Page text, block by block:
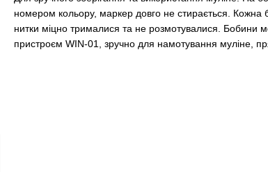
номером кольору, маркер довго не стирається. Кожна
нитки міцно трималися та не розмотувалися. Бобини
пристроєм WIN-01, зручно для намотування муліне,